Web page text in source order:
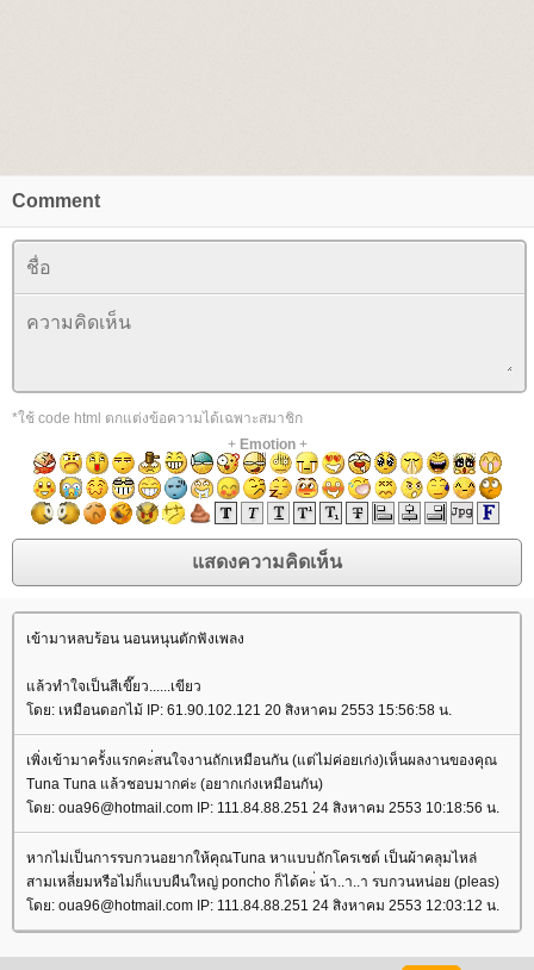
Comment
*ใช้ code html ตกแต่งข้อความได้เฉพาะสมาชิก
+ Emotion+
เข้ามาหลบร้อน นอนหนุนตักฟังเพลง
ล้วทำใจเป็นสีเขี๊ยว......เขียว
ดย: เหมือนดอกไม้ IP: 61.90.102.121 20 สิงหาคม 2553 15:56:58 น.
เพิ่งเข้ามาครั้งแรกคะ่สนใจงานถักเหมือนกัน (แต่ไม่ค่อยเก่ง)เห็นผลงานของคุณ
Tuna Tuna แล้วชอบมากค่ะ (อยากเก่งเหมือนกัน)
ดย: oua96@hotmail.com IP: 111.84.88.251 24 สิงหาคม 2553 10:18:56 น.
หากไม่เป็นการรบกวนอยากให้คุณTuna หาแบบถักโครเชต์ เป็นผ้าคลุมไหล่
สามเหลี่ยมหรือไม่ก็แบบผืนใหญ่ poncho ก็ได้คะ่ น้า..า..า รบกวนหน่อย (pleas)
ดย: oua96@hotmail.com IP: 111.84.88.251 24 สิงหาคม 2553 12:03:12 น.